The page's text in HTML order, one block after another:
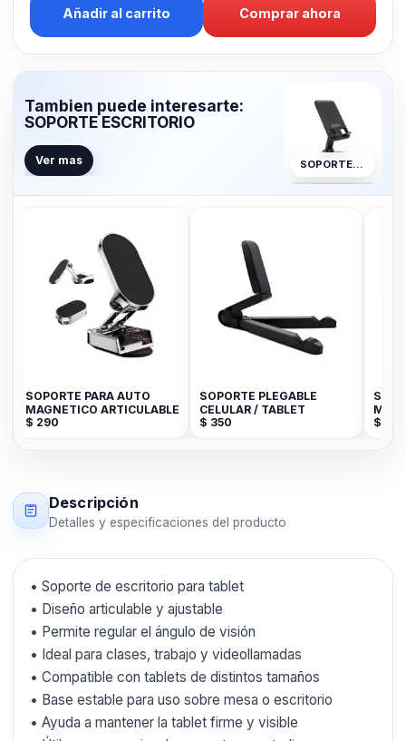
Añadir al carrito Comprar ahora
Tambien puede interesarte:
SOPORTE ESCRITORIO
Ver mas SOPORTE ESCRITORIO
SOPORTE PARA AUTO
MAGNETICO ARTICULABLE
$ 290
SOPORTE PLEGABLE
CELULAR / TABLET
$ 350
$
Descripción
Detalles y especificaciones del producto
• Soporte de escritorio para tablet
• Diseño articulable y ajustable
• Permite regular el ángulo de visión
• Ideal para clases, trabajo y videollamadas
• Compatible con tablets de distintos tamaños
• Base estable para uso sobre mesa o escritorio
• Ayuda a mantener la tablet firme y visible